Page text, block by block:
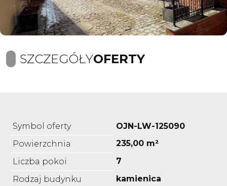
SZCZEGÓŁYOFERTY
Symbol oferty
OJN-LW-125090
Powierzchnia
235,00 m²
Liczba pokoi
7
Rodzaj budynku
kamienica